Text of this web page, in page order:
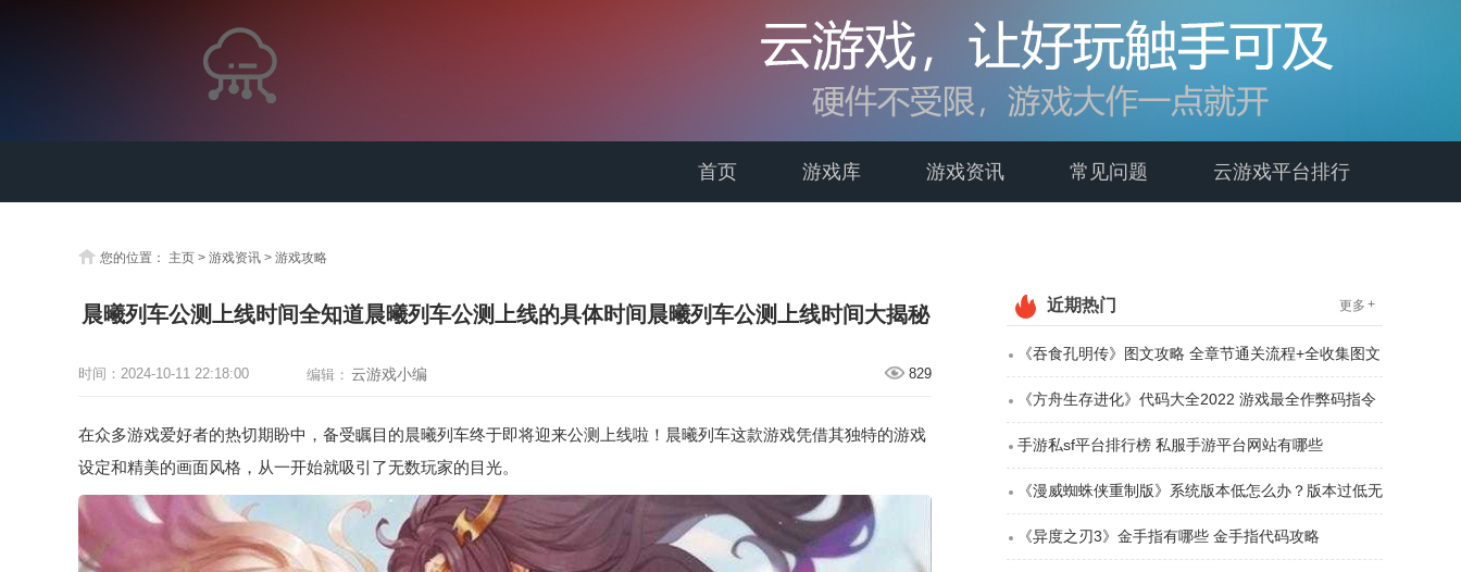
首页 游戏库 游戏资讯 常见问题 云游戏平台排行
您的位置： 主页 > 游戏资讯 > 游戏攻略
晨曦列车公测上线时间全知道晨曦列车公测上线的具体时间晨曦列车公测上线时间大揭秘
时间： 2024-10-11 22:18:00 编辑： 云游戏小编 829
在众多游戏爱好者的热切期盼中，备受瞩目的晨曦列车终于即将迎来公测上线啦！晨曦列车这款游戏凭借其独特的游戏
设定和精美的画面风格，从一开始就吸引了无数玩家的目光。
近期热门 更多 +
《吞食孔明传》图文攻略 全章节通关流程+全收集图文
详解【游侠原创】【完结】
《方舟生存进化》代码大全2022 游戏最全作弊码指令
分享
手游私sf平台排行榜 私服手游平台网站有哪些
《漫威蜘蛛侠重制版》系统版本低怎么办？版本过低无
法游玩解决方法
《异度之刃3》金手指有哪些 金手指代码攻略